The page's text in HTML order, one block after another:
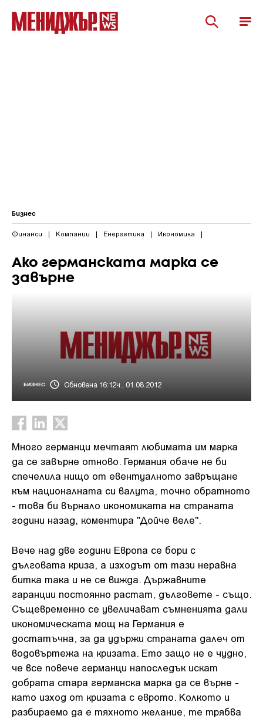
Бизнес
Финанси | Компании | Енергетика | Икономика |
Ако германската марка се
завърне
БИЗНЕС Обновена 16:12ч., 01.08.2012
Много германци мечтаят любимата им марка
да се завърне отново. Германия обаче не би
спечелила нищо от евентуалното завръщане
към националната си валута, точно обратното
- това би върнало икономиката на страната
години назад, коментира "Дойче веле".
Вече над две години Европа се бори с
дълговата криза, а изходът от тази неравна
битка така и не се вижда. Държавните
гаранции постоянно растат, дълговете - също.
Същевременно се увеличават съмненията дали
икономическата мощ на Германия е
достатъчна, за да удържи страната далеч от
водовъртежа на кризата. Ето защо не е чудно,
че все повече германци напоследък искат
добрата стара германска марка да се върне -
като изход от кризата с еврото. Колкото и
разбираемо да е тяхното желание, те трябва